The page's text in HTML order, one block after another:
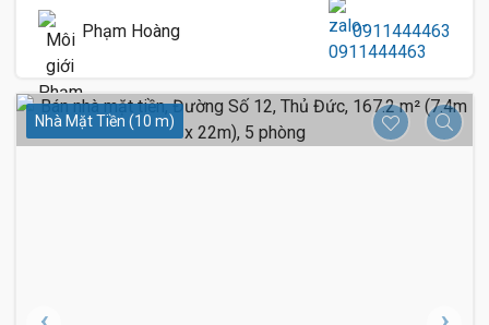
Phạm Hoàng 0911444463
Nhà Mặt Tiền (10 m)